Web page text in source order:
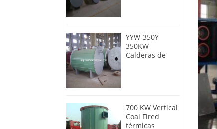
YYW-350Y
350KW
Calderas de
700 KW Vertical
Coal Fired
térmicas